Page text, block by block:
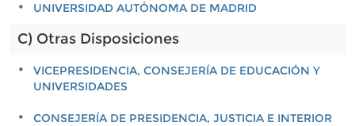
UNIVERSIDAD AUTÓNOMA DE MADRID
C) Otras Disposiciones
VICEPRESIDENCIA, CONSEJERÍA DE EDUCACIÓN Y
UNIVERSIDADES
CONSEJERÍA DE PRESIDENCIA, JUSTICIA E INTERIOR